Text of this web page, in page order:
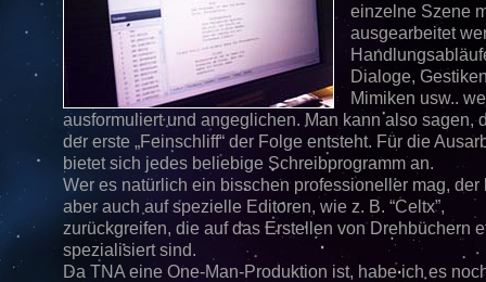
einzelne Szene
ausgearbeitet
Dialoge,
Mimiken usw..
ausformuliert und angeglichen. Man kann also sagen,
der erste „Feinschliff“ der Folge entsteht. Für die
bietet sich jedes beliebige Schreibprogramm an.
Wer es natürlich ein bisschen professioneller mag, der
aber auch auf spezielle Editoren, wie z. B. “Celtx”,
zurückgreifen, die auf das Erstellen von Drehbüchern
spezialisiert sind.
Da TNA eine One-Man-Produktion ist, habe ich es